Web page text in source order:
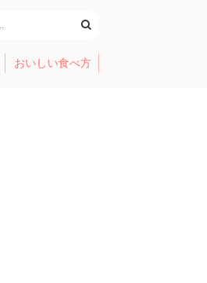
おいしい食べ方